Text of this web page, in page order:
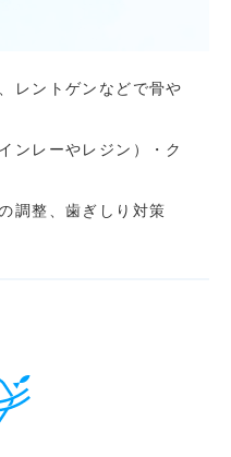
レントゲンなどで骨や
ンレーやレジン）・ク
調整、歯ぎしり対策